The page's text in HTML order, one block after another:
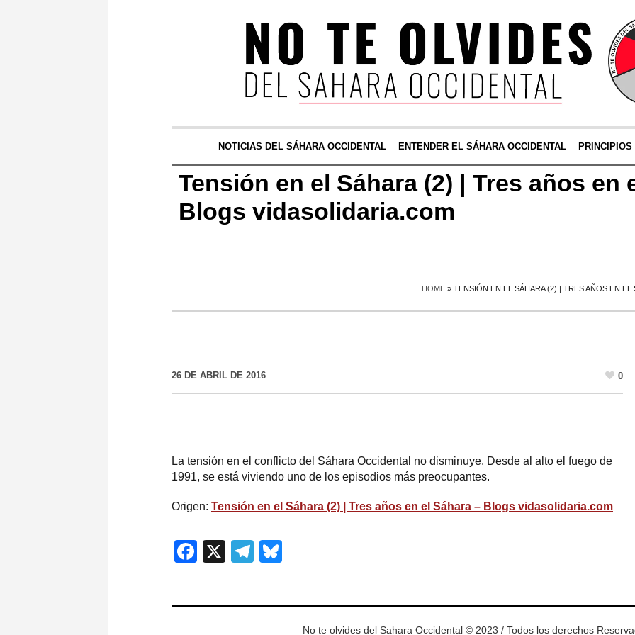
NOTICIAS DEL SÁHARA OCCIDENTAL ENTENDER EL SÁHARA OCCIDENTAL
Tensión en el Sáhara (2) | Tres años en
Blogs vidasolidaria.com
HOME » TENSIÓN EN EL SÁHARA (2) | TRES AÑOS EN
26 DE ABRIL DE 2016 0
La tensión en el conflicto del Sáhara Occidental no disminuye. Desde al alto el fuego de
1991, se está viviendo uno de los episodios más preocupantes.
Origen: Tensión en el Sáhara (2) | Tres años en el Sáhara – Blogs vidasolidaria.com
Facebook
X Telegram
No te olvides del Sahara Occidental © 2023 / Todos los derechos